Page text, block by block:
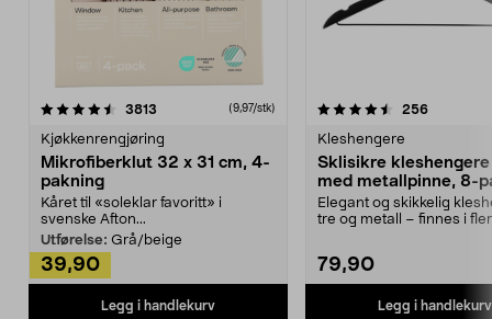
3813 anmeldelser(9,97/stk)
Kjøkkenrengjøring
Mikrofiberklut 32 x 31 cm, 4-
pakning
Kåret til «soleklar favoritt» i
svenske Afton...
Utførelse: Grå/beige
39,90
Legg i handlekurv
4.5av 5 stjerner 256
Kleshengere
Sklisikre
med metallpinne, 8-
Elegant og skikkelig
tre og metall – finnes i
79,90
Legg i handlekurv
4.5av 5 stjerner